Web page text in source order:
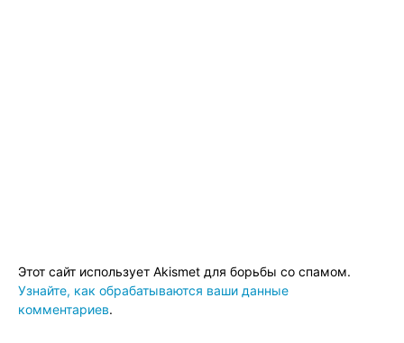
Этот сайт использует Akismet для борьбы со спамом.
Узнайте, как обрабатываются ваши данные
комментариев.